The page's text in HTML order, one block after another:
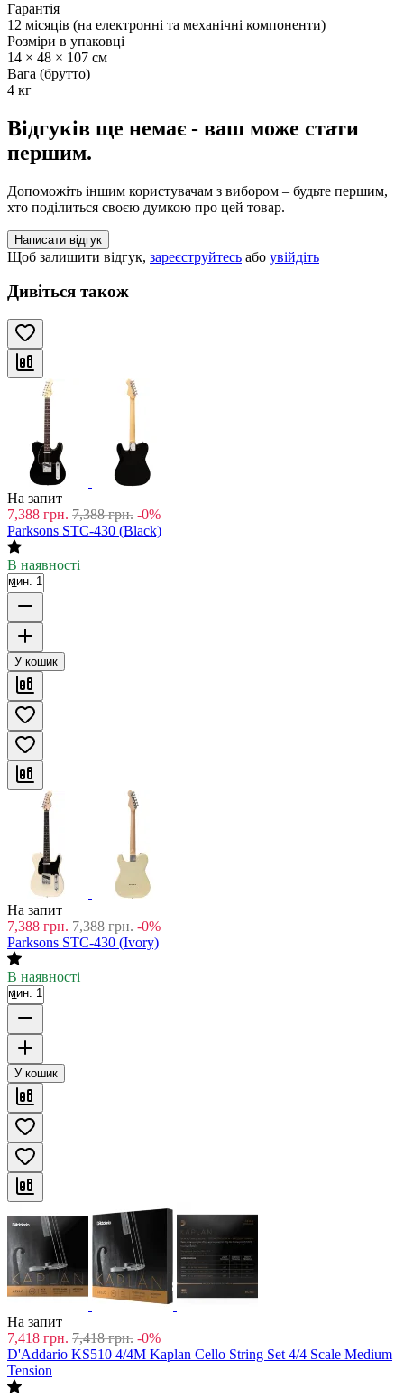
Гарантія
12 місяців (на електронні та механічні компоненти)
Розміри в упаковці
14 × 48 × 107 см
Вага (брутто)
4 кг
Відгуків ще немає - ваш може стати
першим.
Допоможіть іншим користувачам з вибором – будьте першим,
хто поділиться своєю думкою про цей товар.
Написати відгук
Щоб залишити відгук, зареєструйтесь або увійдіть
Дивіться також
На запит
7,388 грн. 7,388 грн. -0%
Parksons STC-430 (Black)
В наявності
мин. 1
У кошик
На запит
7,388 грн. 7,388 грн. -0%
Parksons STC-430 (Ivory)
В наявності
мин. 1
У кошик
На запит
7,418 грн. 7,418 грн. -0%
D'Addario KS510 4/4M Kaplan Cello String Set 4/4 Scale Medium
Tension